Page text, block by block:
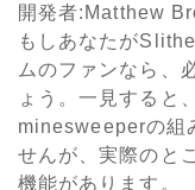
開発者:Matthew
もしあなたが
ムのファンなら、
ょう。一見すると、
minesweeperの組
せんが、実際のと
機能があります。